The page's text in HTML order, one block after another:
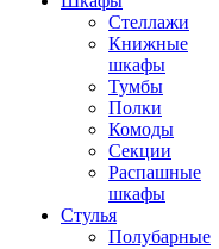
Стеллажи
Книжные
шкафы
Тумбы
Полки
Комоды
Секции
Распашные
шкафы
Стулья
Полубарные